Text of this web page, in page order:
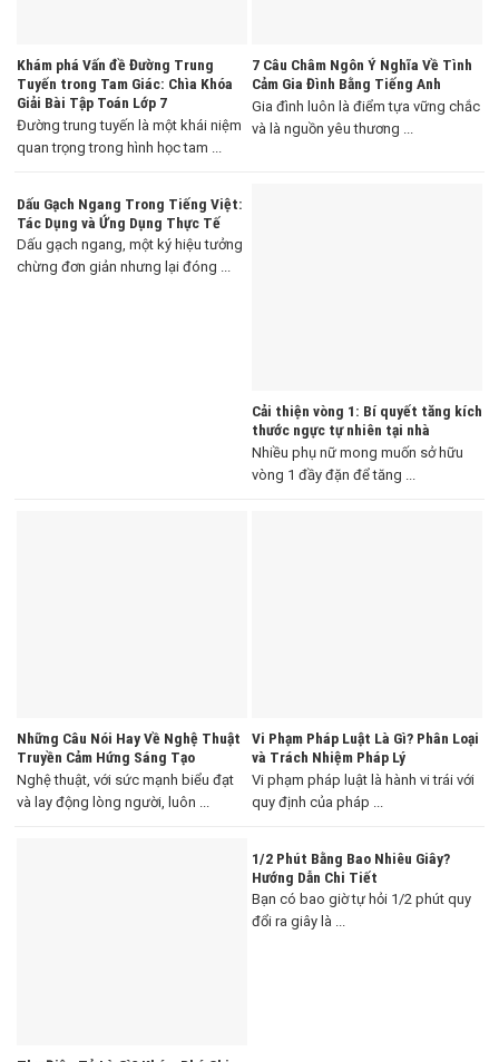
Khám phá Vấn đề Đường Trung
Tuyến trong Tam Giác: Chìa Khóa
Giải Bài Tập Toán Lớp 7
Đường trung tuyến là một khái niệm
quan trọng trong hình học tam ...
7 Câu Châm Ngôn Ý Nghĩa Về Tình
Cảm Gia Đình Bằng Tiếng Anh
Gia đình luôn là điểm tựa vững chắc
và là nguồn yêu thương ...
Dấu Gạch Ngang Trong Tiếng Việt:
Tác Dụng và Ứng Dụng Thực Tế
Dấu gạch ngang, một ký hiệu tưởng
chừng đơn giản nhưng lại đóng ...
Cải thiện vòng 1: Bí quyết tăng kích
thước ngực tự nhiên tại nhà
Nhiều phụ nữ mong muốn sở hữu
vòng 1 đầy đặn để tăng ...
Những Câu Nói Hay Về Nghệ Thuật
Truyền Cảm Hứng Sáng Tạo
Nghệ thuật, với sức mạnh biểu đạt
và lay động lòng người, luôn ...
Vi Phạm Pháp Luật Là Gì? Phân Loại
và Trách Nhiệm Pháp Lý
Vi phạm pháp luật là hành vi trái với
quy định của pháp ...
1/2 Phút Bằng Bao Nhiêu Giây?
Hướng Dẫn Chi Tiết
Bạn có bao giờ tự hỏi 1/2 phút quy
đổi ra giây là ...